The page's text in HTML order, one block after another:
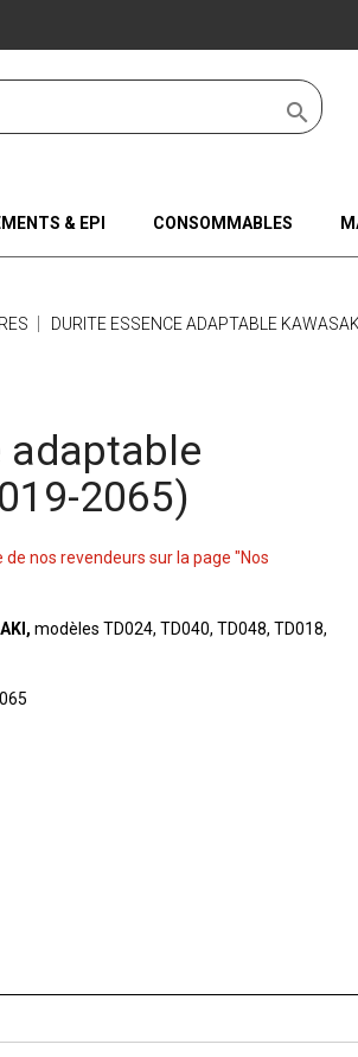

& EPI CONSOMMABLES
DURITE ESSENCE ADAPTABLE
adaptable
2065)
nos revendeurs sur la page "Nos
modèles TD024, TD040, TD048, TD018,